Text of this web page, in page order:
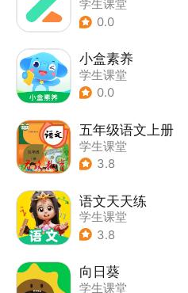
学生课堂
0.0
小盒素养
学生课堂
0.0
五年级语文上册
学生课堂
3.8
语文天天练
学生课堂
3.8
向日葵
学生课堂